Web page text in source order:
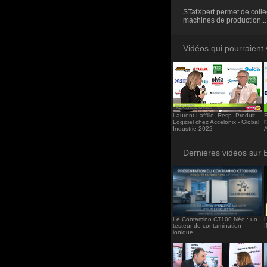
STatXpert permet de
machines de production...
Vidéos qui pourraient
Laurent Laffillé, Resp. Produit
Logiciel chez Accelonix - Global
Industrie 2022
Dernières vidéos sur
Le Contamino CT100 Néo : un
testeur de contamination
ionique